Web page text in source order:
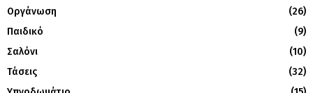
Οργάνωση
(26)
Παιδικό
(9)
Σαλόνι
(10)
Τάσεις
(32)